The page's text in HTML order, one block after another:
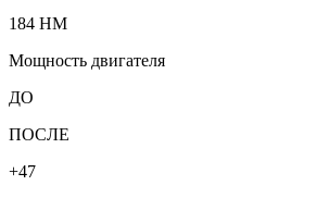
184 HM
Мощность двигателя
ДО
ПОСЛЕ
+47